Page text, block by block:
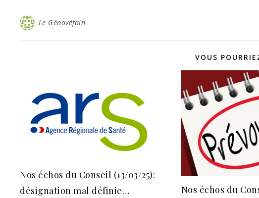
Le Génovéfain
VOUS
Nos échos du Conseil (13/03/25):
désignation mal définie…
Nos échos du